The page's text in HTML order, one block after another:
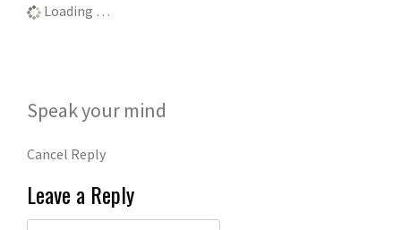
Loading …
Speak your mind
Cancel Reply
Leave a Reply